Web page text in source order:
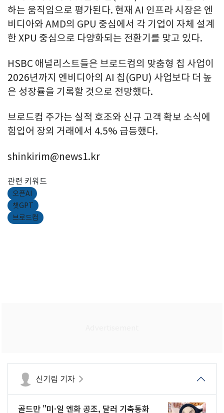
하는 움직임으로 평가된다. 현재 AI 인프라 시장은 엔
비디아와 AMD의 GPU 중심에서 각 기업이 자체 설계
한 XPU 중심으로 다양화되는 전환기를 맞고 있다.
HSBC 애널리스트들은 브로드컴의 맞춤형 칩 사업이
2026년까지 엔비디아의 AI 칩(GPU) 사업보다 더 높
은 성장률을 기록할 것으로 전망했다.
브로드컴 주가는 실적 호조와 신규 고객 확보 소식에
힘입어 장외 거래에서 4.5% 급등했다.
shinkirim@news1.kr
관련 키워드
오픈AI
챗GPT
브로드컴
신기림 기자
골드만 "미·일 엔화 공조, 달러 기축통화